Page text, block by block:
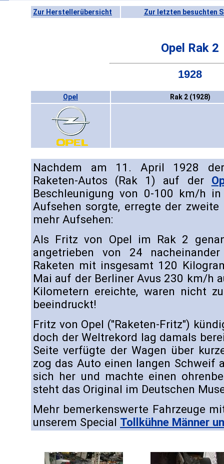
Zur Herstellerübersicht Zur letzten besuchten
Opel Rak 2
1928
Opel Rak 2 (1928)
Nachdem am 11. April 1928
Raketen-Autos (Rak 1) auf der
Beschleunigung von 0-100 km/h
Aufsehen sorgte, erregte der
mehr Aufsehen:
Als Fritz von Opel im Rak 2
angetrieben von 24
Raketen mit insgesamt 120
Mai auf der Berliner Avus 230 km/h
Kilometern ereichte, waren nicht
beeindruckt!
Fritz von Opel ("Raketen-Fritz")
doch der Weltrekord lag damals
Seite verfügte der Wagen über
zog das Auto einen langen Schweif
sich her und machte einen
steht das Original im Deutschen
Mehr bemerkenswerte Fahrzeuge
unserem Special Tollkühne Männer